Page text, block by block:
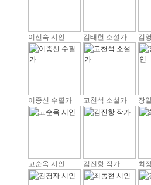
이선숙 시인 김태헌 소설가 김
이종신 수필가 고천석 소설가 장
고순옥 시인 김진항 작가 최